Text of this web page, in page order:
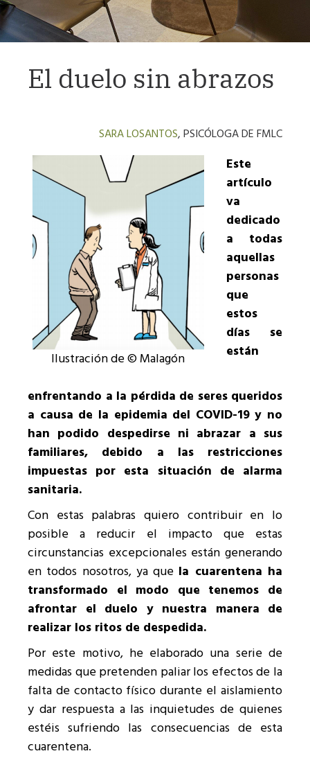
El duelo sin abrazos
SARA LOSANTOS, PSICÓLOGA DE FMLC
Ilustración de © Malagón
Este
artículo
va
dedicado
a todas
aquellas
personas
que
estos
días se
están
enfrentando a la pérdida de seres queridos
a causa de la epidemia del COVID-19 y no
han podido despedirse ni abrazar a sus
familiares, debido a las restricciones
impuestas por esta situación de alarma
sanitaria.
Con estas palabras quiero contribuir en lo
posible a reducir el impacto que estas
circunstancias excepcionales están generando
en todos nosotros, ya que la cuarentena ha
transformado el modo que tenemos de
afrontar el duelo y nuestra manera de
realizar los ritos de despedida.
Por este motivo, he elaborado una serie de
medidas que pretenden paliar los efectos de la
falta de contacto físico durante el aislamiento
y dar respuesta a las inquietudes de quienes
estéis sufriendo las consecuencias de esta
cuarentena.